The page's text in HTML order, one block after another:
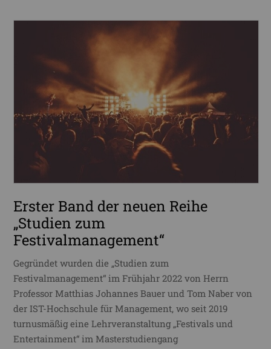
Erster Band der neuen Reihe
„Studien zum
Festivalmanagement“
Gegründet wurden die „Studien zum
Festivalmanagement“ im Frühjahr 2022 von Herrn
Professor Matthias Johannes Bauer und Tom Naber von
der IST-Hochschule für Management, wo seit 2019
turnusmäßig eine Lehrveranstaltung „Festivals und
Entertainment“ im Masterstudiengang